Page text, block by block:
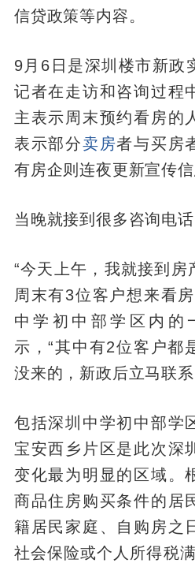
信贷政策等内容。
9月6日是深圳楼市新政
记者在走访和咨询过程
主表示周末预约看房的
表示部分卖房者与买房
有房企则连夜更新宣传信
当晚就接到很多咨询电话
“今天上午，我就接到房
周末有3位客户想来看
中学初中部学区内的
示，“其中有2位客户都
没来的，新政后立马联
包括深圳中学初中部学
宝安西乡片区是此次深
变化最为明显的区域。
商品住房购买条件的居
籍居民家庭、自购房之
社会保险或个人所得税